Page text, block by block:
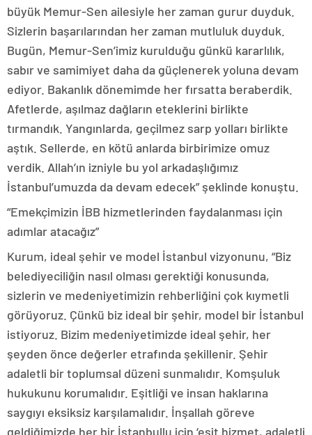
büyük Memur-Sen ailesiyle her zaman gurur duyduk.
Sizlerin başarılarından her zaman mutluluk duyduk.
Bugün, Memur-Sen’imiz kurulduğu günkü kararlılık,
sabır ve samimiyet daha da güçlenerek yoluna devam
ediyor. Bakanlık dönemimde her fırsatta beraberdik.
Afetlerde, aşılmaz dağların eteklerini birlikte
tırmandık. Yangınlarda, geçilmez sarp yolları birlikte
aştık. Sellerde, en kötü anlarda birbirimize omuz
verdik. Allah’ın izniyle bu yol arkadaşlığımız
İstanbul’umuzda da devam edecek” şeklinde konuştu.
“Emekçimizin İBB hizmetlerinden faydalanması için
adımlar atacağız”
Kurum, ideal şehir ve model İstanbul vizyonunu, “Biz
belediyeciliğin nasıl olması gerektiği konusunda,
sizlerin ve medeniyetimizin rehberliğini çok kıymetli
görüyoruz. Çünkü biz ideal bir şehir, model bir İstanbul
istiyoruz. Bizim medeniyetimizde ideal şehir, her
şeyden önce değerler etrafında şekillenir. Şehir
adaletli bir toplumsal düzeni sunmalıdır. Komşuluk
hukukunu korumalıdır. Eşitliği ve insan haklarına
saygıyı eksiksiz karşılamalıdır. İnşallah göreve
geldiğimizde her bir İstanbullu için ‘eşit hizmet, adaletli